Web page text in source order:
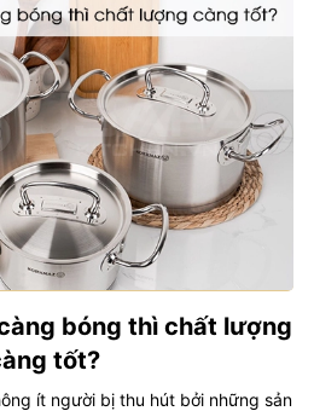
bóng thì chất lượng
tốt?
ít người bị thu hút bởi những sản